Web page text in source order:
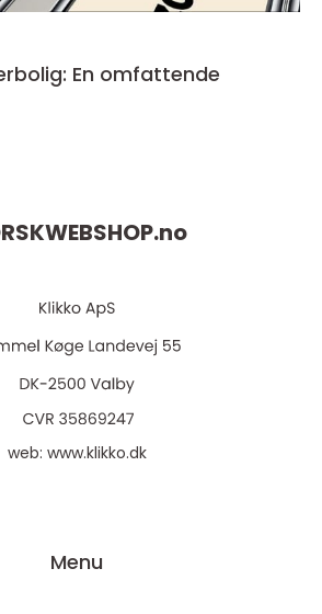
En omfattende
no
web: www.klikko.dk
Menu